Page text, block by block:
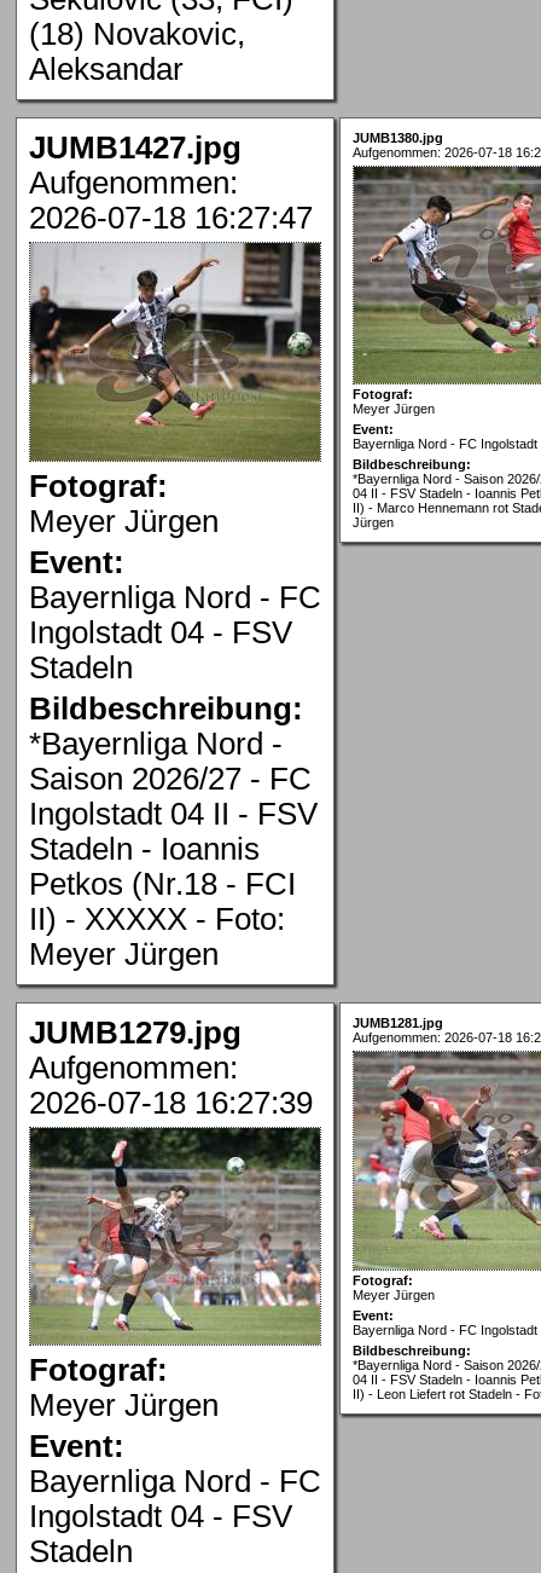
(18) Novakovic,
Aleksandar
JUMB1427.jpg
Aufgenommen:
2026-07-18 16:27:47
Fotograf:
Meyer Jürgen
Event:
Bayernliga Nord - FC
Ingolstadt 04 - FSV
Stadeln
Bildbeschreibung:
*Bayernliga Nord -
Saison 2026/27 - FC
Ingolstadt 04 II - FSV
Stadeln - Ioannis
Petkos (Nr.18 - FCI
II) - XXXXX - Foto:
Meyer Jürgen
JUMB1380.jpg
Aufgenommen: 2026-07-18
Fotograf:
Meyer Jürgen
Event:
Bayernliga Nord - FC Ingolstadt
Bildbeschreibung:
*Bayernliga Nord - Saison
04 II - FSV Stadeln - Ioannis
II) - Marco Hennemann rot
Jürgen
JUMB1279.jpg
Aufgenommen:
2026-07-18 16:27:39
Fotograf:
Meyer Jürgen
Event:
Bayernliga Nord - FC
Ingolstadt 04 - FSV
Stadeln
JUMB1281.jpg
Aufgenommen: 2026-07-18
Fotograf:
Meyer Jürgen
Event:
Bayernliga Nord - FC Ingolstadt
Bildbeschreibung:
*Bayernliga Nord - Saison
04 II - FSV Stadeln - Ioannis
II) - Leon Liefert rot Stadeln -